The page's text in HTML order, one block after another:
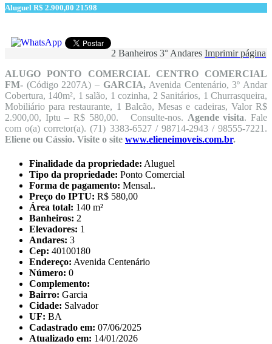
Aluguel R$ 2.900,00 21598
2 Banheiros 3° Andares Imprimir página
ALUGO PONTO COMERCIAL CENTRO COMERCIAL
FM- (Código 2207A) – GARCIA,Avenida Centenário, 3º Andar
Cobertura, 140m², 1 salão, 1 cozinha, 2 Sanitários, 1 Churrasqueira,
Mobiliário para restaurante, 1 Balcão, Mesas e cadeiras, Valor R$
2.900,00, Iptu – R$ 580,00. Consulte-nos. Agende visita. Fale
com o(a) corretor(a). (71) 3383-6527 / 98714-2943 / 98555-7221.
Eliene ou Cássio. Visite o site www.elieneimoveis.com.br.
Finalidade da propriedade: Aluguel
Tipo da propriedade: Ponto Comercial
Forma de pagamento: Mensal..
Preço do IPTU: R$ 580,00
Área total: 140 m²
Banheiros: 2
Elevadores: 1
Andares: 3
Cep: 40100180
Endereço: Avenida Centenário
Número: 0
Complemento:
Bairro: Garcia
Cidade: Salvador
UF: BA
Cadastrado em: 07/06/2025
Atualizado em: 14/01/2026